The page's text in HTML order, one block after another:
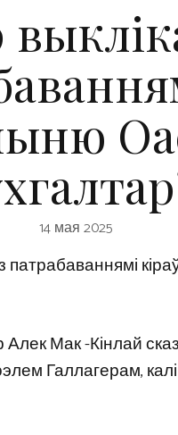
14 мая 2025
Мак -Кінлай
Галлагерам,